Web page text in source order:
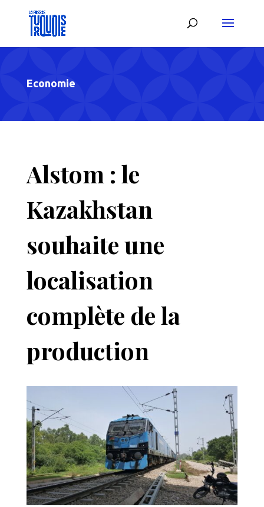
Economie
Alstom : le
Kazakhstan
souhaite une
localisation
complète de la
production